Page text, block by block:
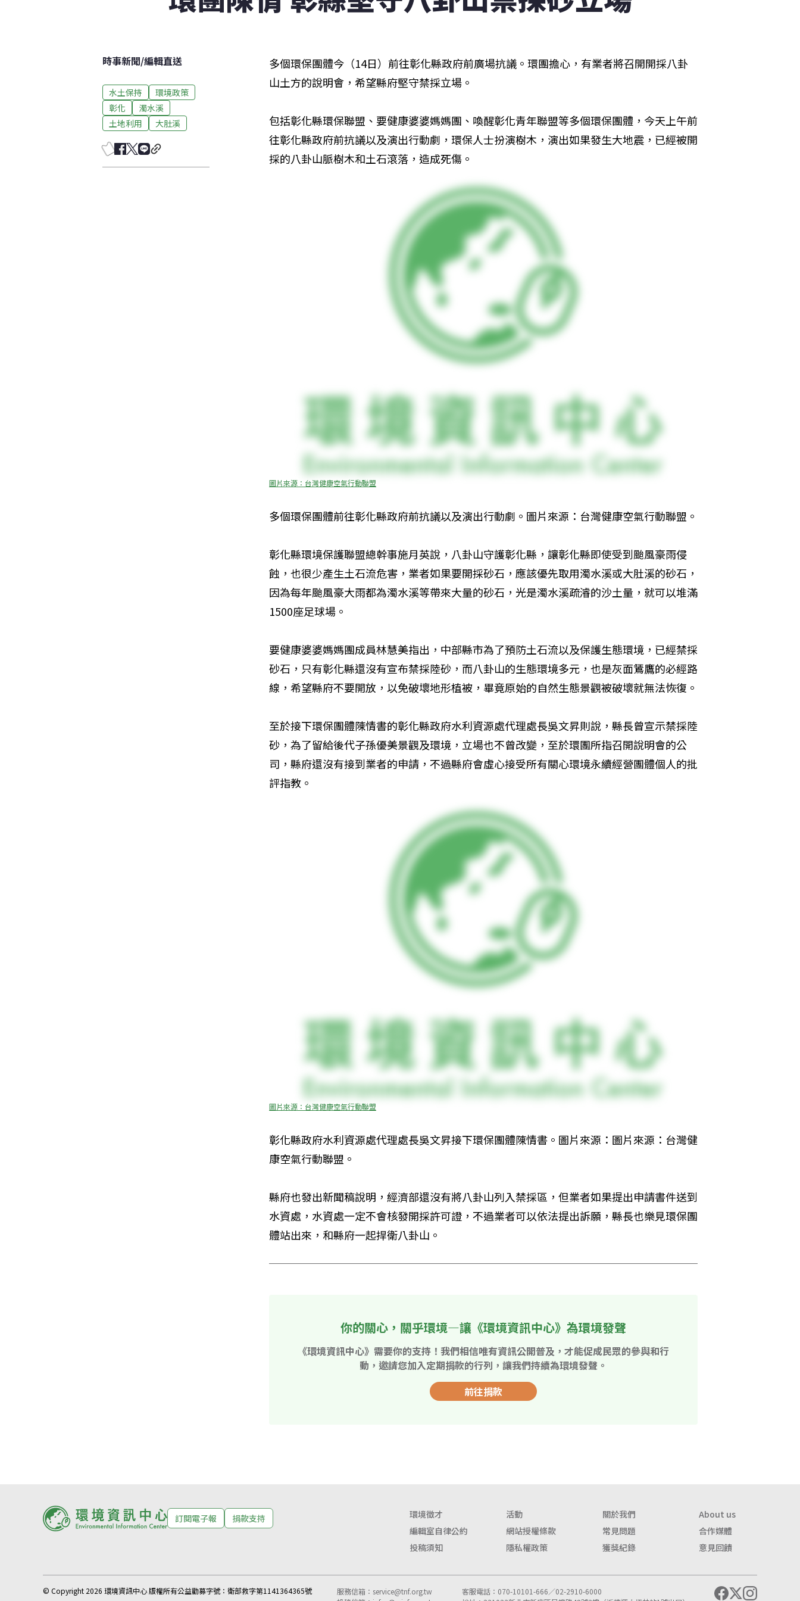
時事新聞/編輯直送
水土保持
環境政策
彰化
濁水溪
土地利用
大肚溪
多個環保團體今（14日）前往彰化縣政府前廣場抗議。環團擔心，有業者將召開開採八卦
山土方的說明會，希望縣府堅守禁採立場。
包括彰化縣環保聯盟、要健康婆婆媽媽團、喚醒彰化青年聯盟等多個環保團體，今天上午前
往彰化縣政府前抗議以及演出行動劇，環保人士扮演樹木，演出如果發生大地震，已經被開
採的八卦山脈樹木和土石滾落，造成死傷。
圖片來源：台灣健康空氣行動聯盟
多個環保團體前往彰化縣政府前抗議以及演出行動劇。圖片來源：台灣健康空氣行動聯盟。
彰化縣環境保護聯盟總幹事施月英說，八卦山守護彰化縣，讓彰化縣即使受到颱風豪雨侵
蝕，也很少產生土石流危害，業者如果要開採砂石，應該優先取用濁水溪或大肚溪的砂石，
因為每年颱風豪大雨都為濁水溪等帶來大量的砂石，光是濁水溪疏濬的沙土量，就可以堆滿
1500座足球場。
要健康婆婆媽媽團成員林慧美指出，中部縣市為了預防土石流以及保護生態環境，已經禁採
砂石，只有彰化縣還沒有宣布禁採陸砂，而八卦山的生態環境多元，也是灰面鵟鷹的必經路
線，希望縣府不要開放，以免破壞地形植被，畢竟原始的自然生態景觀被破壞就無法恢復。
至於接下環保團體陳情書的彰化縣政府水利資源處代理處長吳文昇則說，縣長曾宣示禁採陸
砂，為了留給後代子孫優美景觀及環境，立場也不曾改變，至於環團所指召開說明會的公
司，縣府還沒有接到業者的申請，不過縣府會虛心接受所有關心環境永續經營團體個人的批
評指教。
圖片來源：台灣健康空氣行動聯盟
彰化縣政府水利資源處代理處長吳文昇接下環保團體陳情書。圖片來源：圖片來源：台灣健
康空氣行動聯盟。
縣府也發出新聞稿說明，經濟部還沒有將八卦山列入禁採區，但業者如果提出申請書件送到
水資處，水資處一定不會核發開採許可證，不過業者可以依法提出訴願，縣長也樂見環保團
體站出來，和縣府一起捍衛八卦山。
你的關心，關乎環境—讓《環境資訊中心》為環境發聲
《環境資訊中心》需要你的支持！我們相信唯有資訊公開普及，才能促成民眾的參與和行
動，邀請您加入定期捐款的行列，讓我們持續為環境發聲。
前往捐款
訂閱電子報 捐款支持 環境徵才 活動 關於我們
About us
編輯室自律公約
網站授權條款 常見問題
合作媒體
投稿須知
隱私權政策 獲獎紀錄 意見回饋
© Copyright 2026 環境資訊中心 版權所有公益勸募字號： 衛部救字第1141364365號 服務信箱： service@tnf.org.tw
客服電話：070-10101-666／02-2910-6000